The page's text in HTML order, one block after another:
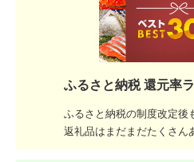
ふるさと納税 還元率
ふるさと納税の制度改定後
返礼品はまだまだたくさん